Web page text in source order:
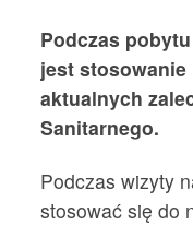
Podczas
jest
aktualnych
Sanitarnego.
Podczas wizyty
stosować się do